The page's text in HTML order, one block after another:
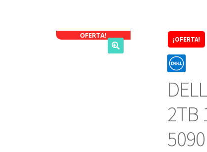
¡OFERTA!
OFERTA!
2TB